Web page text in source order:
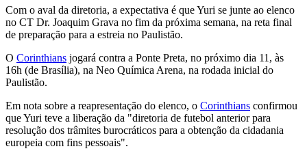
Com o aval da diretoria, a expectativa é que Yuri se junte ao elenco
no CT Dr. Joaquim Grava no fim da próxima semana, na reta final
de preparação para a estreia no Paulistão.
O Corinthians jogará contra a Ponte Preta, no próximo dia 11, às
16h (de Brasília), na Neo Química Arena, na rodada inicial do
Paulistão.
Em nota sobre a reapresentação do elenco, o Corinthians confirmou
que Yuri teve a liberação da "diretoria de futebol anterior para
resolução dos trâmites burocráticos para a obtenção da cidadania
europeia com fins pessoais".